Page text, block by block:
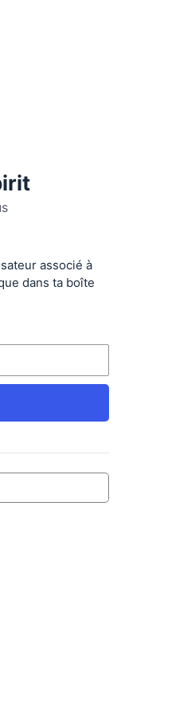
associé à
dans ta boîte